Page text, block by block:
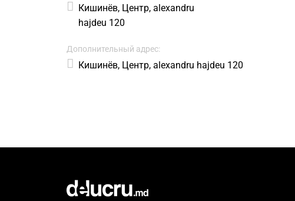
Кишинёв, Центр, alexandru
hajdeu 120
Дополнительный адрес:
Кишинёв, Центр, alexandru hajdeu 120